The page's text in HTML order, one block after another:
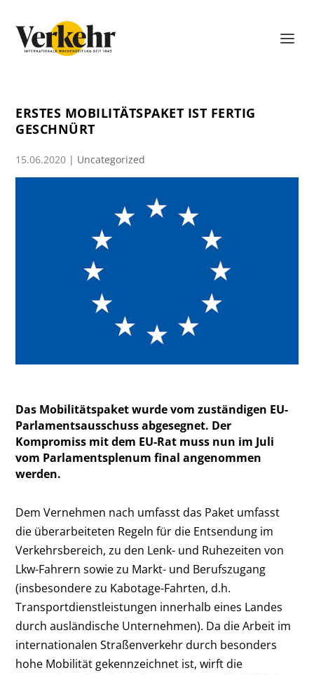
ERSTES MOBILITÄTSPAKET IST FERTIG
GESCHNÜRT
15.06.2020 | Uncategorized
Das Mobilitätspaket wurde vom zuständigen EU-
Parlamentsausschuss abgesegnet. Der
Kompromiss mit dem EU-Rat muss nun im Juli
vom Parlamentsplenum final angenommen
werden.
Dem Vernehmen nach umfasst das Paket umfasst
die überarbeiteten Regeln für die Entsendung im
Verkehrsbereich, zu den Lenk- und Ruhezeiten von
Lkw-Fahrern sowie zu Markt- und Berufszugang
(insbesondere zu Kabotage-Fahrten, d.h.
Transportdienstleistungen innerhalb eines Landes
durch ausländische Unternehmen). Da die Arbeit im
internationalen Straßenverkehr durch besonders
hohe Mobilität gekennzeichnet ist, wirft die